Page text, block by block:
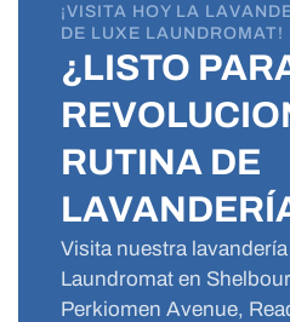
¡VISITA HOY LA
DE LUXE LAUNDROMAT!
¿LISTO
RUTINA DE
Visita nuestra
Laundromat en
Perkiomen Avenue,